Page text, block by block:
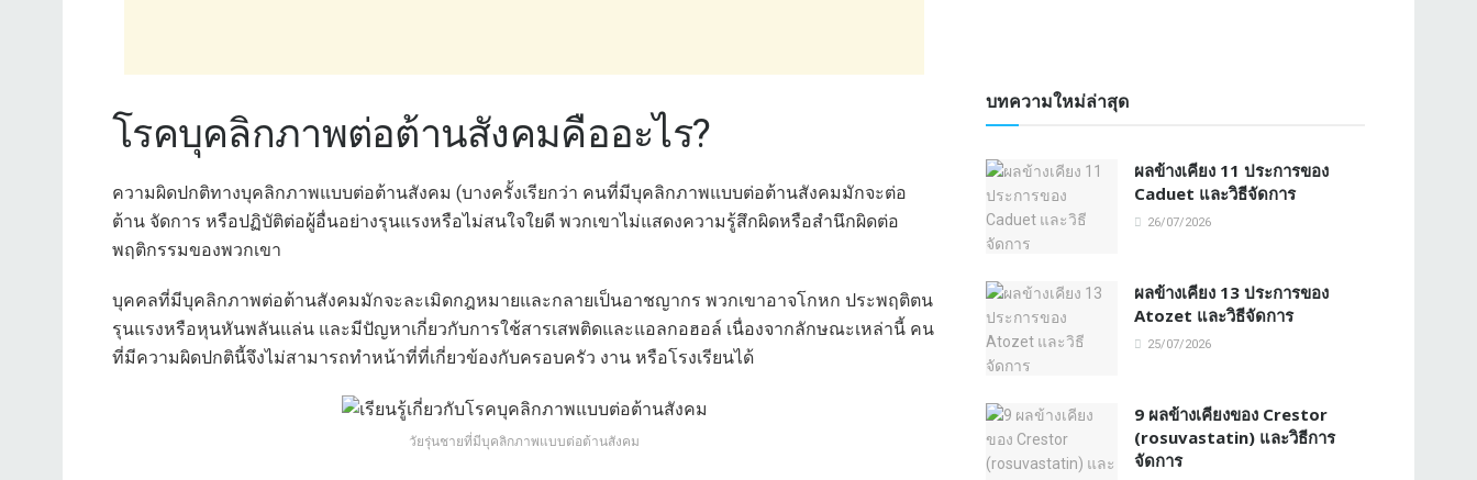
โรคบุคลิกภาพต่อต้านสังคมคืออะไร?
ความผิดปกติทางบุคลิกภาพแบบต่อต้านสังคม (บางครั้งเรียกว่า คนที่มีบุคลิกภาพแบบต่อต้านสังคมมักจะต่อ
ต้าน จัดการ หรือปฏิบัติต่อผู้อื่นอย่างรุนแรงหรือไม่สนใจใยดี พวกเขาไม่แสดงความรู้สึกผิดหรือสำนึกผิดต่อ
พฤติกรรมของพวกเขา
บุคคลที่มีบุคลิกภาพต่อต้านสังคมมักจะละเมิดกฎหมายและกลายเป็นอาชญากร พวกเขาอาจโกหก ประพฤติตน
รุนแรงหรือหุนหันพลันแล่น และมีปัญหาเกี่ยวกับการใช้สารเสพติดและแอลกอฮอล์ เนื่องจากลักษณะเหล่านี้ คน
ที่มีความผิดปกตินี้จึงไม่สามารถทำหน้าที่ที่เกี่ยวข้องกับครอบครัว งาน หรือโรงเรียนได้
วัยรุ่นชายที่มีบุคลิกภาพแบบต่อต้านสังคม
บทความใหม่ล่าสุด
ผลข้างเคียง 11 ประการของ
Caduet และวิธีจัดการ
26/07/2026
ผลข้างเคียง 13 ประการของ
Atozet และวิธีจัดการ
25/07/2026
9 ผลข้างเคียงของ Crestor
(rosuvastatin) และวิธีการ
จัดการ